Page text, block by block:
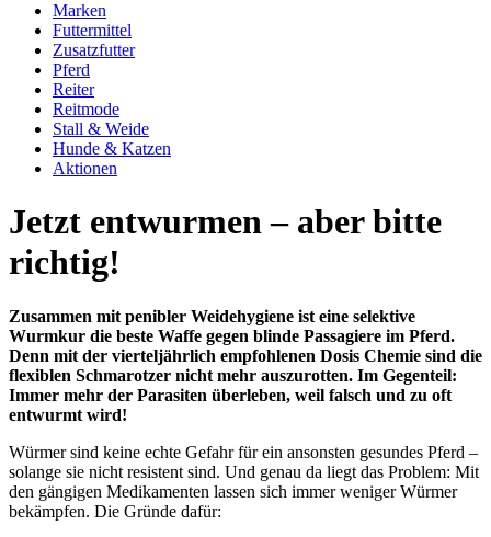
Marken
Futtermittel
Zusatzfutter
Pferd
Reiter
Reitmode
Stall & Weide
Hunde & Katzen
Aktionen
Jetzt entwurmen – aber bitte
richtig!
Zusammen mit penibler Weidehygiene ist eine selektive
Wurmkur die beste Waffe gegen blinde Passagiere im Pferd.
Denn mit der vierteljährlich empfohlenen Dosis Chemie sind die
flexiblen Schmarotzer nicht mehr auszurotten. Im Gegenteil:
Immer mehr der Parasiten überleben, weil falsch und zu oft
entwurmt wird!
Würmer sind keine echte Gefahr für ein ansonsten gesundes Pferd –
solange sie nicht resistent sind. Und genau da liegt das Problem: Mit
den gängigen Medikamenten lassen sich immer weniger Würmer
bekämpfen. Die Gründe dafür: